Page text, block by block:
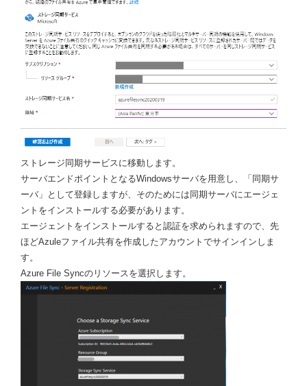
ストレージ同期サービスに移動します。
サーバエンドポイントとなるWindowsサーバを用意し、「同期サ
ーバ」として登録しますが、そのためには同期サーバにエージェ
ントをインストールする必要があります。
エージェントをインストールすると認証を求められますので、先
ほどAzuleファイル共有を作成したアカウントでサインインしま
す。
Azure File Syncのリソースを選択します。